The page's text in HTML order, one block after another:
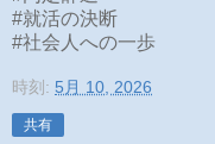
#就活の決断
#社会人への一歩
時刻: 5月 10, 2026
共有